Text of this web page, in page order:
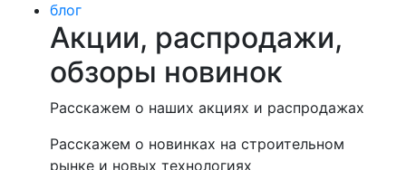
блог
Акции, распродажи,
обзоры новинок
Расскажем о наших акциях и распродажах
Расскажем о новинках на строительном
рынке и новых технологиях